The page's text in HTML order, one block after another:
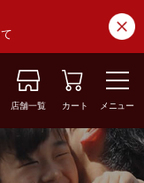
店舗一覧 カート メニュー